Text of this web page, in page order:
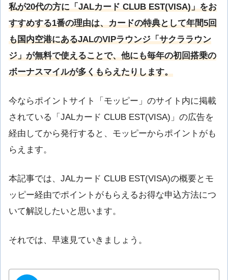
私が20代の方に「JALカード CLUB EST(VISA)」をお
すすめする1番の理由は、カードの特典として年間5回
も国内空港にあるJALのVIPラウンジ「サクララウン
ジ」が無料で使えることで、他にも毎年の初回搭乗の
ボーナスマイルが多くもらえたりします。
今ならポイントサイト「モッピー」のサイト内に掲載
されている「JALカード CLUB EST(VISA)」の広告を
経由してから発行すると、モッピーからポイントがも
らえます。
本記事では、JALカード CLUB EST(VISA)の概要とモ
ッピー経由でポイントがもらえるお得な申込方法につ
いて解説したいと思います。
それでは、早速見ていきましょう。